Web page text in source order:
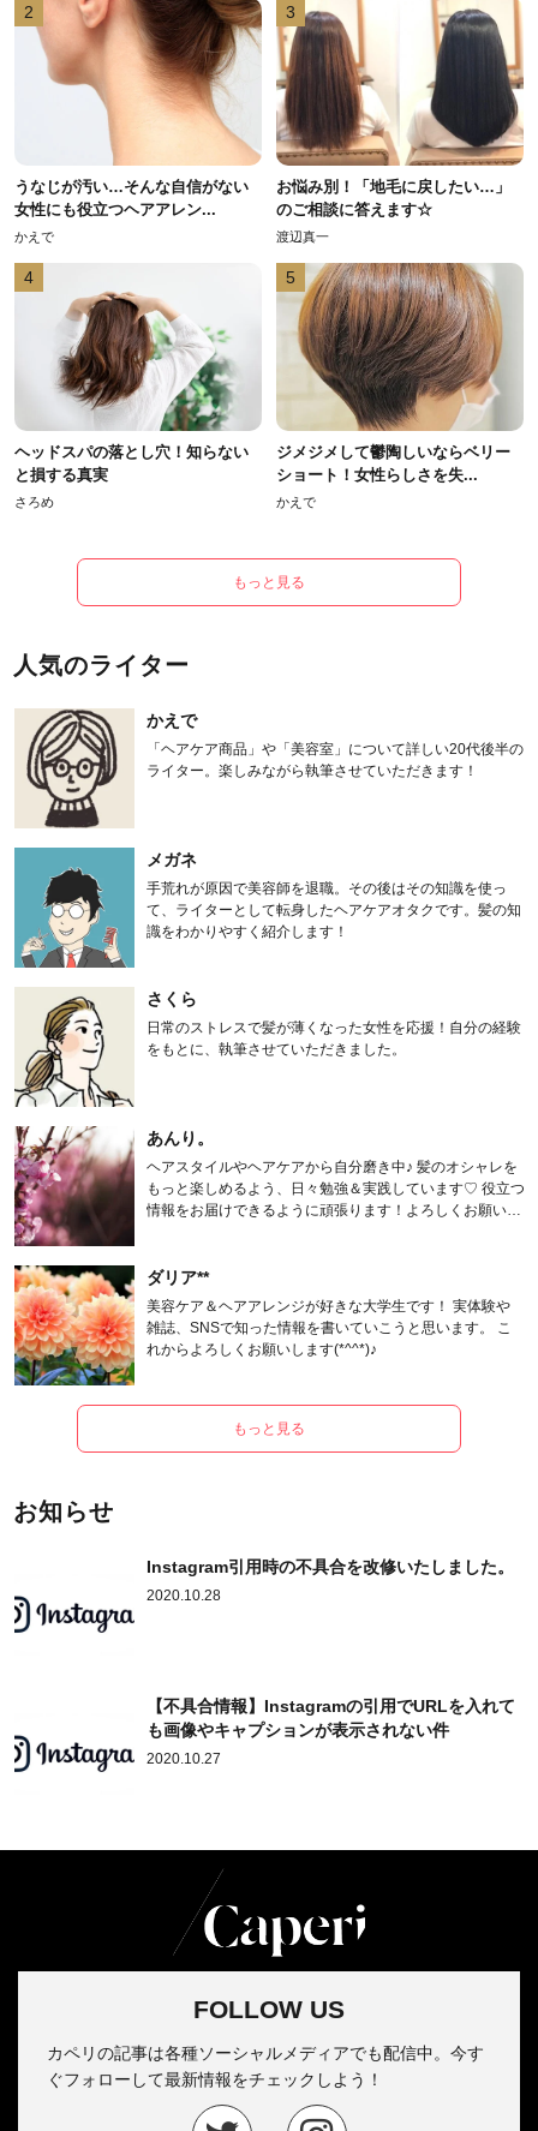
2
うなじが汚い…そんな自信がない
女性にも役立つヘアアレン...
かえで
3
お悩み別！「地毛に戻したい…」
のご相談に答えます☆
渡辺真一
4
ヘッドスパの落とし穴！知らない
と損する真実
さろめ
5
ジメジメして鬱陶しいならベリー
ショート！女性らしさを失...
かえで
もっと見る
人気のライター
かえで
「ヘアケア商品」や「美容室」について詳しい20代後半の
ライター。楽しみながら執筆させていただきます！
メガネ
手荒れが原因で美容師を退職。その後はその知識を使っ
て、ライターとして転身したヘアケアオタクです。髪の知
識をわかりやすく紹介します！
さくら
日常のストレスで髪が薄くなった女性を応援！自分の経験
をもとに、執筆させていただきました。
あんり。
ヘアスタイルやヘアケアから自分磨き中♪ 髪のオシャレを
もっと楽しめるよう、日々勉強＆実践しています♡ 役立つ
情報をお届けできるように頑張ります！よろしくお願いし
ダリア**
美容ケア＆ヘアアレンジが好きな大学生です！ 実体験や
雑誌、SNSで知った情報を書いていこうと思います。 こ
れからよろしくお願いします(*^^*)♪
もっと見る
お知らせ
Instagram引用時の不具合を改修いたしました。
2020.10.28
【不具合情報】Instagramの引用でURLを入れて
も画像やキャプションが表示されない件
2020.10.27
FOLLOW US
カペリの記事は各種ソーシャルメディアでも配信中。今す
ぐフォローして最新情報をチェックしよう！